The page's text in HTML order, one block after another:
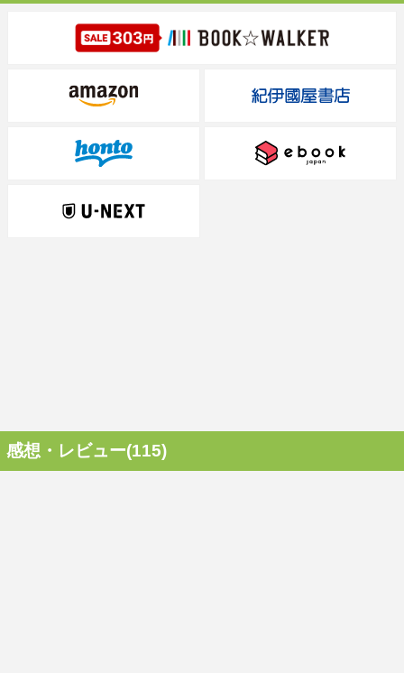
感想・レビュー(115)